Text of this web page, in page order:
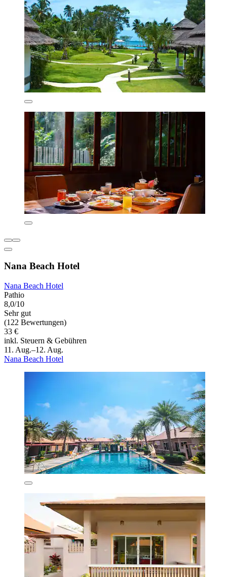
Nana Beach Hotel
Nana Beach Hotel
Pathio
8,0/10
Sehr gut
(122 Bewertungen)
33 €
inkl. Steuern & Gebühren
11. Aug.–12. Aug.
Nana Beach Hotel